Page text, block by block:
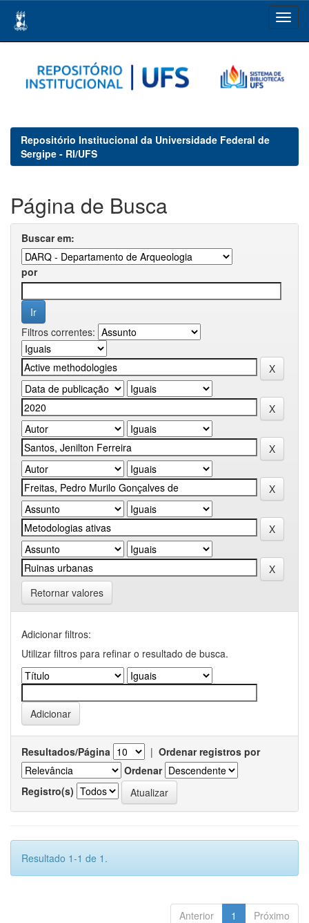
navigation
Repositório Institucional da Universidade Federal de
Sergipe - RI/UFS
Página de Busca
Buscar em:
por
Filtros correntes:
Retornar valores
Adicionar filtros:
Utilizar filtros para refinar o resultado de busca.
Resultados/Página | Ordenar registros por
Ordenar
Registro(s)
Resultado 1-1 de 1.
Anterior 1 Próximo